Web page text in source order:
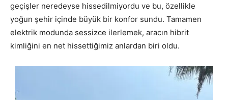
geçişler neredeyse hissedilmiyordu ve bu, özellikle
yoğun şehir içinde büyük bir konfor sundu. Tamamen
elektrik modunda sessizce ilerlemek, aracın hibrit
kimliğini en net hissettiğimiz anlardan biri oldu.